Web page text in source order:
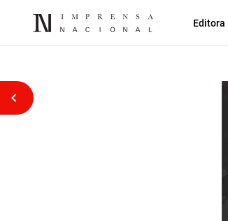
Editora
Voltar atrás